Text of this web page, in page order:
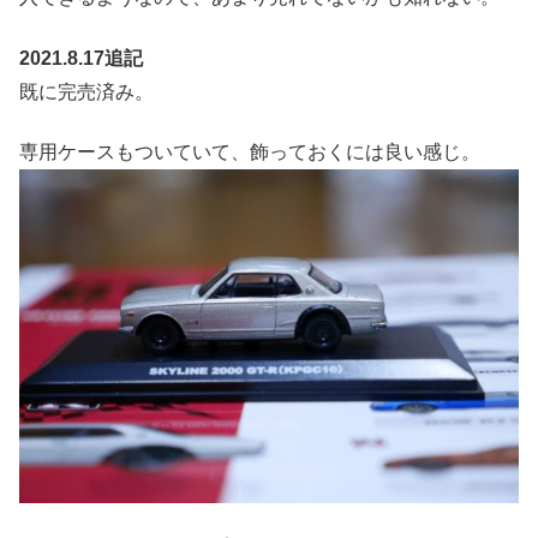
2021.8.17追記
既に完売済み。
専用ケースもついていて、飾っておくには良い感じ。